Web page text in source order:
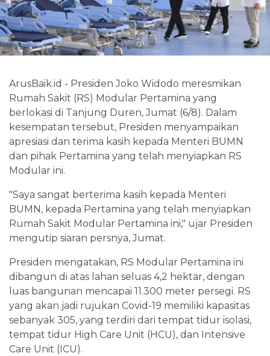
ArusBaik.id - Presiden Joko Widodo meresmikan
Rumah Sakit (RS) Modular Pertamina yang
berlokasi di Tanjung Duren, Jumat (6/8). Dalam
kesempatan tersebut, Presiden menyampaikan
apresiasi dan terima kasih kepada Menteri BUMN
dan pihak Pertamina yang telah menyiapkan RS
Modular ini.
"Saya sangat berterima kasih kepada Menteri
BUMN, kepada Pertamina yang telah menyiapkan
Rumah Sakit Modular Pertamina ini," ujar Presiden
mengutip siaran persnya, Jumat.
Presiden mengatakan, RS Modular Pertamina ini
dibangun di atas lahan seluas 4,2 hektar, dengan
luas bangunan mencapai 11.300 meter persegi. RS
yang akan jadi rujukan Covid-19 memiliki kapasitas
sebanyak 305, yang terdiri dari tempat tidur isolasi,
tempat tidur High Care Unit (HCU), dan Intensive
Care Unit (ICU).